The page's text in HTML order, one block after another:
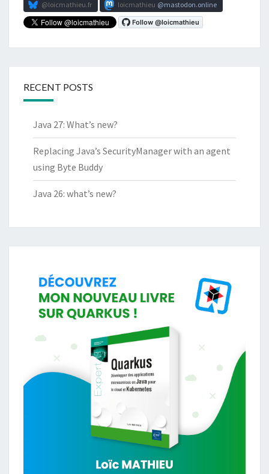
@loicmathieu.fr loicmathieu mastodon.online
RECENT POSTS
Java 27: What’s new?
Replacing Java’s SecurityManager with an agent
using Byte Buddy
Java 26: what’s new?